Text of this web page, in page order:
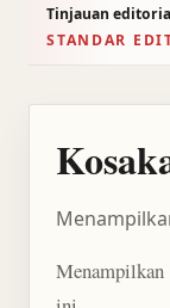
Tinjauan
STANDAR
Menampilkan